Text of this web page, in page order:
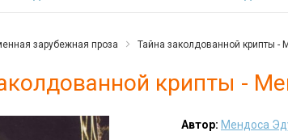
зарубежная проза Тайна заколдованной крипты -
крипты -
Автор: Мендоса